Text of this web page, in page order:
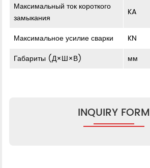
Максимальный ток короткого
замыкания
KA
Максимальное усилие сварки KN
Габариты (Д×Ш×В)
мм
INQUIRY FORM